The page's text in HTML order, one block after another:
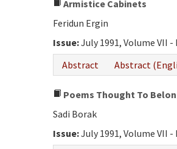
Armistice Cabinets
Feridun Ergin
Issue:July 1991, Volume VII -
Abstract
Abstract
Poems Thought To
Sadi Borak
Issue:July 1991, Volume VII -